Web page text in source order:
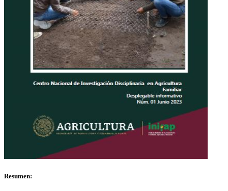
Resumen: